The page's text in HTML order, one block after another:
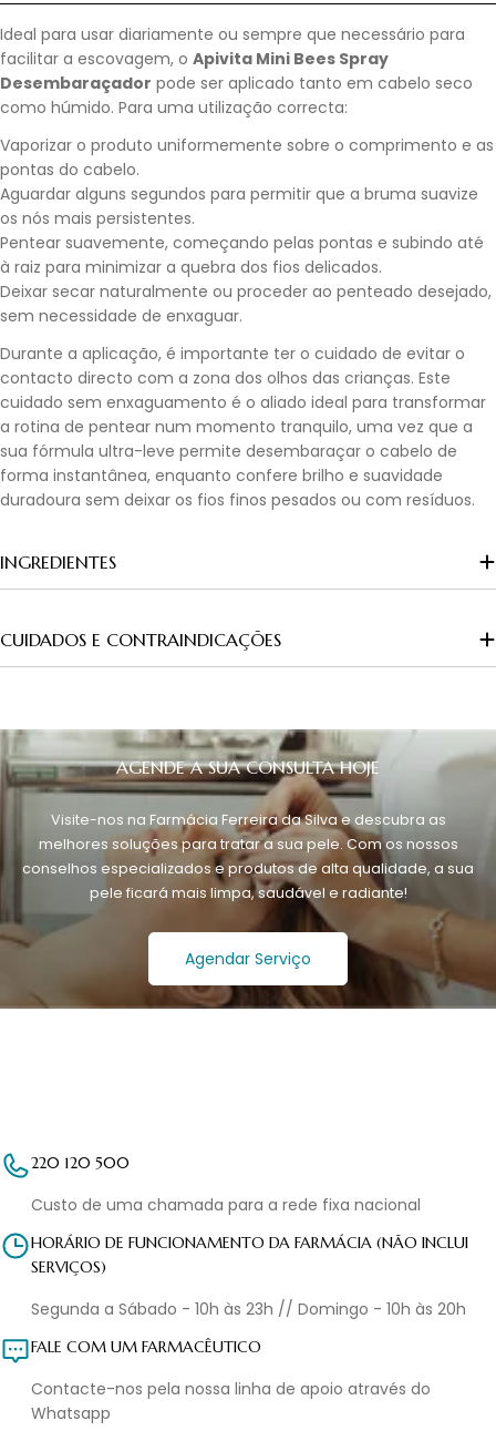
Ideal para usar diariamente ou sempre que necessário para
facilitar a escovagem, o Apivita Mini Bees Spray
Desembaraçador pode ser aplicado tanto em cabelo seco
como húmido. Para uma utilização correcta:
Vaporizar o produto uniformemente sobre o comprimento e as
pontas do cabelo.
Aguardar alguns segundos para permitir que a bruma suavize
os nós mais persistentes.
Pentear suavemente, começando pelas pontas e subindo até
à raiz para minimizar a quebra dos fios delicados.
Deixar secar naturalmente ou proceder ao penteado desejado,
sem necessidade de enxaguar.
Durante a aplicação, é importante ter o cuidado de evitar o
contacto directo com a zona dos olhos das crianças. Este
cuidado sem enxaguamento é o aliado ideal para transformar
a rotina de pentear num momento tranquilo, uma vez que a
sua fórmula ultra-leve permite desembaraçar o cabelo de
forma instantânea, enquanto confere brilho e suavidade
duradoura sem deixar os fios finos pesados ou com resíduos.
INGREDIENTES
CUIDADOS E CONTRAINDICAÇÕES
AGENDE A SUA CONSULTA HOJE
Visite-nos na Farmácia Ferreira da Silva e descubra as
melhores soluções para tratar a sua pele. Com os nossos
conselhos especializados e produtos de alta qualidade, a sua
pele ficará mais limpa, saudável e radiante!
Agendar Serviço
220 120 500
Custo de uma chamada para a rede fixa nacional
HORÁRIO DE FUNCIONAMENTO DA FARMÁCIA (NÃO INCLUI
SERVIÇOS)
Segunda a Sábado - 10h às 23h // Domingo - 10h às 20h
FALE COM UM FARMACÊUTICO
Contacte-nos pela nossa linha de apoio através do
Whatsapp